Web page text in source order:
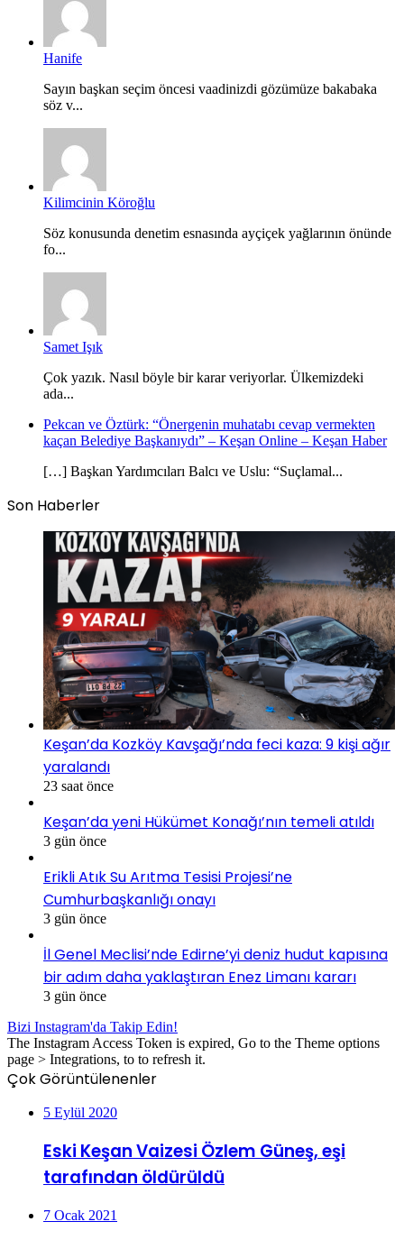
Hanife
Sayın başkan seçim öncesi vaadinizdi gözümüze bakabaka
söz v...
Kilimcinin Köroğlu
Söz konusunda denetim esnasında ayçiçek yağlarının önünde
fo...
Samet Işık
Çok yazık. Nasıl böyle bir karar veriyorlar. Ülkemizdeki
ada...
Pekcan ve Öztürk: “Önergenin muhatabı cevap vermekten
kaçan Belediye Başkanıydı” – Keşan Online – Keşan Haber
[…] Başkan Yardımcıları Balcı ve Uslu: “Suçlamal...
Son Haberler
Keşan’da Kozköy Kavşağı’nda feci kaza: 9 kişi ağır
yaralandı
23 saat önce
Keşan’da yeni Hükümet Konağı’nın temeli atıldı
3 gün önce
Erikli Atık Su Arıtma Tesisi Projesi’ne
Cumhurbaşkanlığı onayı
3 gün önce
İl Genel Meclisi’nde Edirne’yi deniz hudut kapısına
bir adım daha yaklaştıran Enez Limanı kararı
3 gün önce
Bizi Instagram'da Takip Edin!
The Instagram Access Token is expired, Go to the Theme options
page > Integrations, to to refresh it.
Çok Görüntülenenler
5 Eylül 2020
Eski Keşan Vaizesi Özlem Güneş, eşi
tarafından öldürüldü
7 Ocak 2021